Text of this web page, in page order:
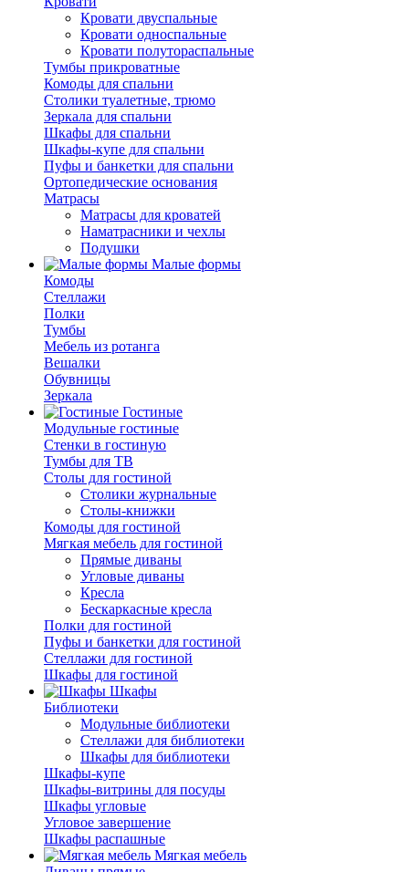
Кровати двуспальные
Кровати односпальные
Кровати полутораспальные
Тумбы прикроватные
Комоды для спальни
Столики туалетные, трюмо
Зеркала для спальни
Шкафы для спальни
Шкафы-купе для спальни
Пуфы и банкетки для спальни
Ортопедические основания
Матрасы
Матрасы для кроватей
Наматрасники и чехлы
Подушки
Малые формы
Комоды
Стеллажи
Полки
Тумбы
Мебель из ротанга
Вешалки
Обувницы
Зеркала
Гостиные
Модульные гостиные
Стенки в гостиную
Тумбы для ТВ
Столы для гостиной
Столики журнальные
Столы-книжки
Комоды для гостиной
Мягкая мебель для гостиной
Прямые диваны
Угловые диваны
Кресла
Бескаркасные кресла
Полки для гостиной
Пуфы и банкетки для гостиной
Стеллажи для гостиной
Шкафы для гостиной
Шкафы
Библиотеки
Модульные библиотеки
Стеллажи для библиотеки
Шкафы для библиотеки
Шкафы-купе
Шкафы-витрины для посуды
Шкафы угловые
Угловое завершение
Шкафы распашные
Мягкая мебель